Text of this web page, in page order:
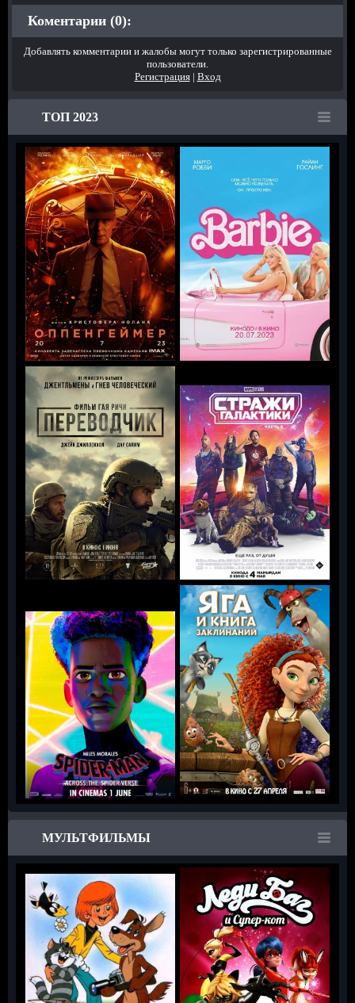
Коментарии (0):
Добавлять комментарии и жалобы могут только зарегистрированные
пользователи.
Регистрация| Вход
ТОП 2023
МУЛЬТФИЛЬМЫ